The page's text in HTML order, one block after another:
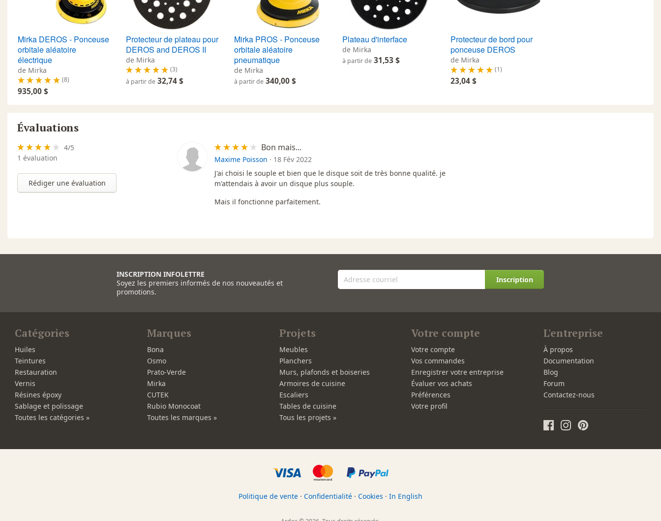
Mirka DEROS - Ponceuse
orbitale aléatoire
électrique
de Mirka
(8)
935,00 $
Protecteur de plateau pour
DEROS and DEROS II
de Mirka
(3)
à partir de 32,74 $
Mirka PROS - Ponceuse
orbitale aléatoire
pneumatique
de Mirka
à partir de 340,00 $
Plateau d'interface
de Mirka
à partir de 31,53 $
Protecteur de bord pour
ponceuse DEROS
de Mirka
(1)
23,04 $
Évaluations
4/5
1 évaluation
Rédiger une évaluation
Bon mais...
Maxime Poisson · 18 Fév 2022
J'ai choisi le souple et bien que le disque soit de très bonne qualité. je
m'attendais à avoir un disque plus souple.
Mais il fonctionne parfaitement.
INSCRIPTION INFOLETTRE
Soyez les premiers informés de nos nouveautés et
promotions.
Inscription
Catégories
Huiles
Teintures
Restauration
Vernis
Résines époxy
Sablage et polissage
Toutes les catégories »
Marques
Bona
Osmo
Prato-Verde
Mirka
CUTEK
Rubio Monocoat
Toutes les marques »
Projets
Meubles
Planchers
Murs, plafonds et boiseries
Armoires de cuisine
Escaliers
Tables de cuisine
Tous les projets »
Votre compte
Votre compte
Vos commandes
Enregistrer votre entreprise
Évaluer vos achats
Préférences
Votre profil
L'entreprise
À propos
Documentation
Blog
Forum
Contactez-nous
Politique de vente · Confidentialité · Cookies · In English